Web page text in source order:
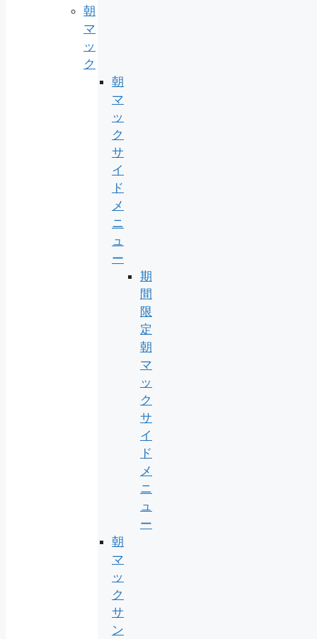
朝
マ
ッ
ク
朝
マ
ッ
ク
サ
イ
ド
メ
ニ
ュ
ー
期
間
限
定
朝
マ
ッ
ク
サ
イ
ド
メ
ニ
ュ
ー
朝
マ
ッ
ク
サ
ン